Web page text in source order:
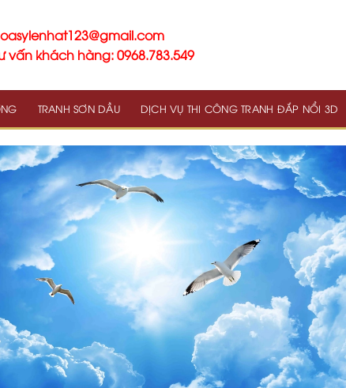
vấn khách hàng: 0968.783.549
TRANH SƠN DẦU DỊCH VỤ THI CÔNG TRANH ĐẮP NỔI 3D